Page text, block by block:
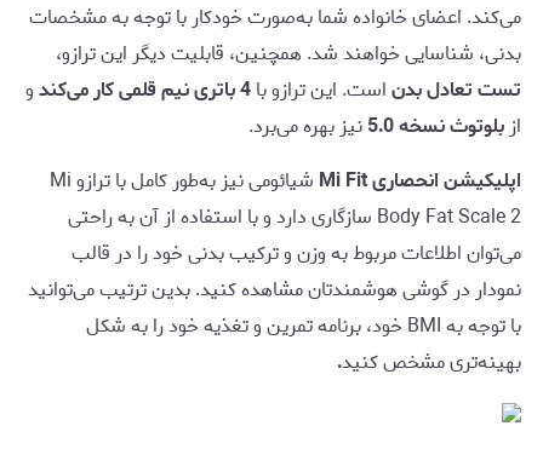
می‌کند. اعضای خانواده شما به‌صورت خودکار با توجه به مشخصات
بدنی، شناسایی خواهند شد. همچنین، قابلیت دیگر این ترازو،
تست تعادل بدناست. این ترازو با4 باتری نیم قلمی کار می‌کند
و
از بلوتوث نسخه 5.0
نیز بهره می‌برد.
اپلیکیشن انحصاری Mi Fit
شیائومی نیز به‌طور کامل با ترازو Mi
Body Fat Scale 2 سازگاری دارد و با استفاده از آن به راحتی
می‌توان اطلاعات مربوط به وزن و ترکیب بدنی خود را در قالب
نمودار در گوشی هوشمندتان مشاهده کنید. بدین ترتیب می‌توانید
با توجه به BMI خود، برنامه تمرین و تغذیه خود را به شکل
بهینه‌تری مشخص کنید.